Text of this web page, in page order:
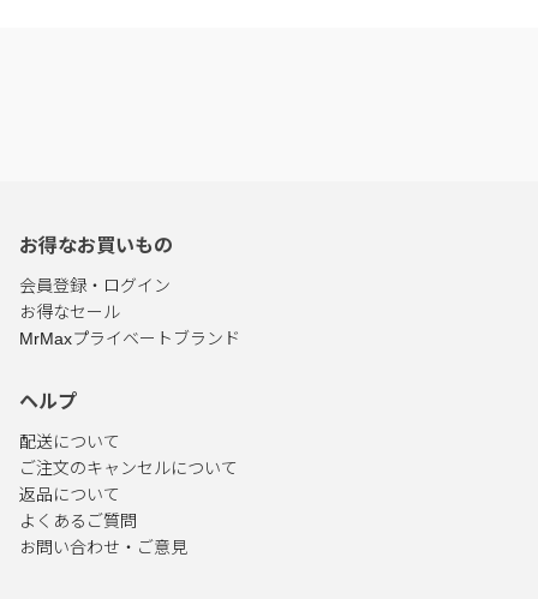
お得なお買いもの
会員登録・ログイン
お得なセール
MrMaxプライベートブランド
ヘルプ
配送について
ご注文のキャンセルについて
返品について
よくあるご質問
お問い合わせ・ご意見